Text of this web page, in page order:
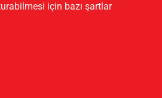
için bazı şartlar